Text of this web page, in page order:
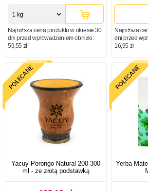
1 kg
Najniższa cena produktu w okresie 30
dni przed wprowadzeniem obniżki:
59,55 zł
Najniższa
dni przed
16,95 zł
Yacuy Porongo Natural 200-300
ml - ze złotą podstawką
Yerba